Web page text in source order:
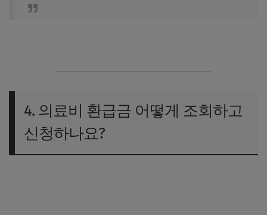
4. 의료비 환급금 어떻게 조회하고
신청하나요?